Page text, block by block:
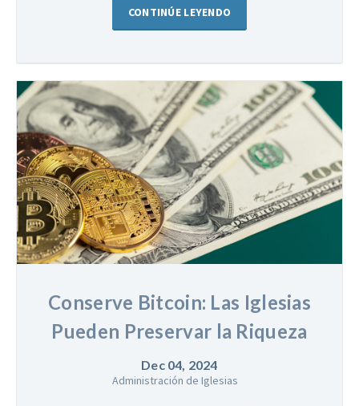
CONTINÚE LEYENDO
Conserve Bitcoin: Las Iglesias
Pueden Preservar la Riqueza
Dec 04, 2024
Administración de Iglesias